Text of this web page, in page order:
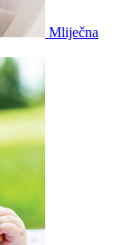
Mliječna